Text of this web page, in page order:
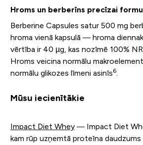
Hroms un berberīns precīzai
Berberine Capsules satur 500 mg
hroma vienā kapsulā — hroma
vērtība ir 40 µg, kas nozīmē 100%
Hroms veicina normālu
normālu glikozes līmeni asinīs6.
Mūsu iecienītākie
Impact Diet Whey— Impact Diet
kam rūp uzņemtā proteīna